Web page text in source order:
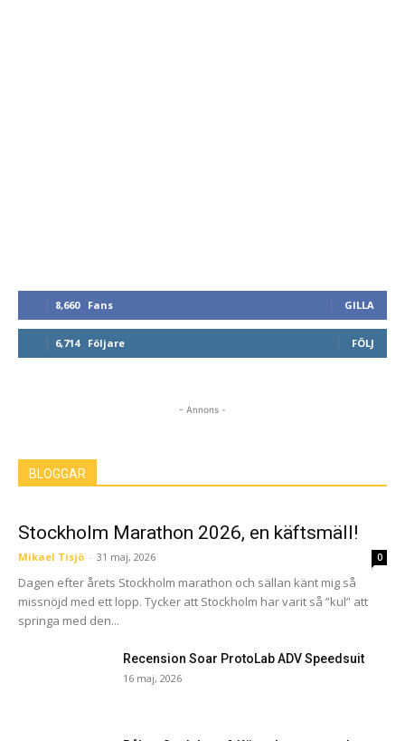
8,660 Fans GILLA
6,714 Följare FÖLJ
- Annons -
BLOGGAR
Stockholm Marathon 2026, en käftsmäll!
Mikael Tisjö - 31 maj, 2026 0
Dagen efter årets Stockholm marathon och sällan känt mig så
missnöjd med ett lopp. Tycker att Stockholm har varit så ”kul” att
springa med den...
Recension Soar ProtoLab ADV Speedsuit
16 maj, 2026